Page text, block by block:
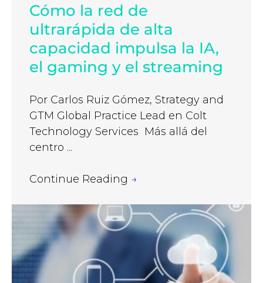
Cómo la red de
ultrarápida de alta
capacidad impulsa la IA,
el gaming y el streaming
Por Carlos Ruiz Gómez, Strategy and
GTM Global Practice Lead en Colt
Technology Services Más allá del
centro ...
Continue Reading →